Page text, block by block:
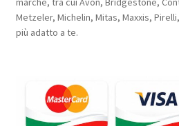
Metzeler, Michelin, Mitas, Maxxis,
più adatto a te.